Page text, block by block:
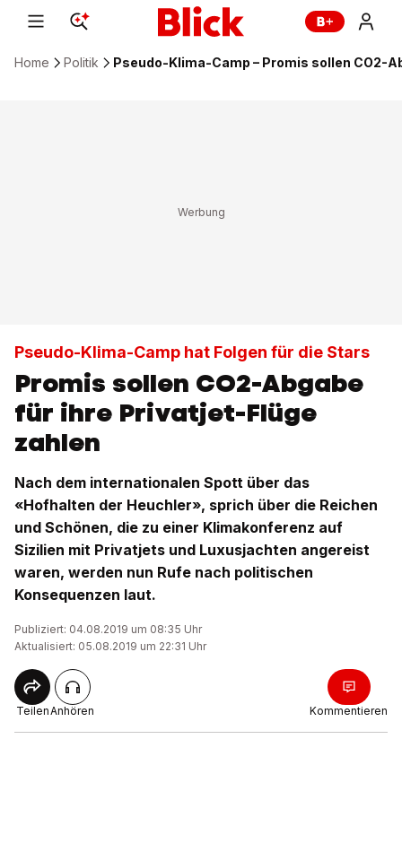
Home Politik Pseudo-Klima-Camp – Promis sollen CO2-
Pseudo-Klima-Camp hat Folgen für die Stars
Promis sollen CO2-Abgabe
für ihre Privatjet-Flüge
zahlen
Nach dem internationalen Spott über das
«Hofhalten der Heuchler», sprich über die Reichen
und Schönen, die zu einer Klimakonferenz auf
Sizilien mit Privatjets und Luxusjachten angereist
waren, werden nun Rufe nach politischen
Konsequenzen laut.
Publiziert: 04.08.2019 um 08:35 Uhr
Aktualisiert: 05.08.2019 um 22:31 Uhr
TeilenAnhören Kommentieren